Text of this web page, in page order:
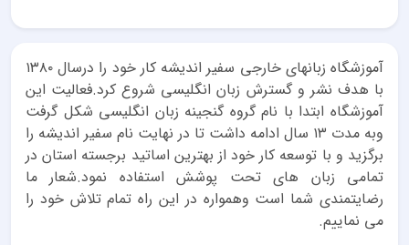
آموزشگاه زبانهای خارجی سفیر اندیشه کار خود را درسال ۱۳۸۰
با هدف نشر و گسترش زبان انگلیسی شروع کرد.فعالیت این
آموزشگاه ابتدا با نام گروه گنجینه زبان انگلیسی شکل گرفت
وبه مدت ۱۳ سال ادامه داشت تا در نهایت نام سفیر اندیشه را
برگزید و با توسعه کار خود از بهترین اساتید برجسته استان در
تمامی زبان های تحت پوشش استفاده نمود.شعار ما
رضایتمندی شما است وهمواره در این راه تمام تلاش خود را
می نماییم.